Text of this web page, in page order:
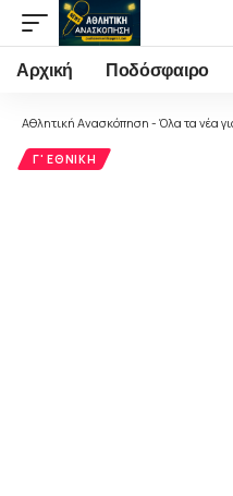
Αρχική Ποδόσφαιρο
Αθλητική Ανασκόπηση - Όλα τα νέα
Γ' ΕΘΝΙΚΉ